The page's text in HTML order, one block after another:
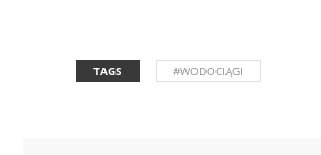
TAGS #WODOCIĄGI